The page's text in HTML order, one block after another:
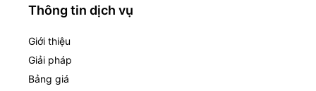
Thông tin dịch vụ
Giới thiệu
Giải pháp
Bảng giá